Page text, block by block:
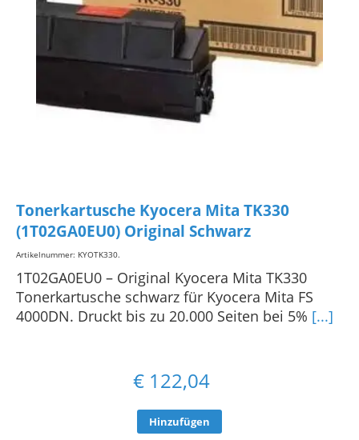
Tonerkartusche Kyocera Mita TK330
(1T02GA0EU0) Original Schwarz
Artikelnummer: KYOTK330.
1T02GA0EU0 – Original Kyocera Mita TK330
Tonerkartusche schwarz für Kyocera Mita FS
4000DN. Druckt bis zu 20.000 Seiten bei 5% [...]
€ 122,04
Hinzufügen